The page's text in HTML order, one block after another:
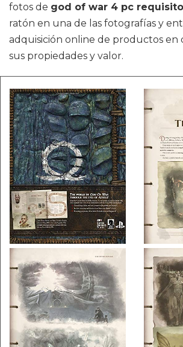
fotos de god of war 4 pc
ratón en una de las fotografías y
adquisición online de productos en
sus propiedades y valor.